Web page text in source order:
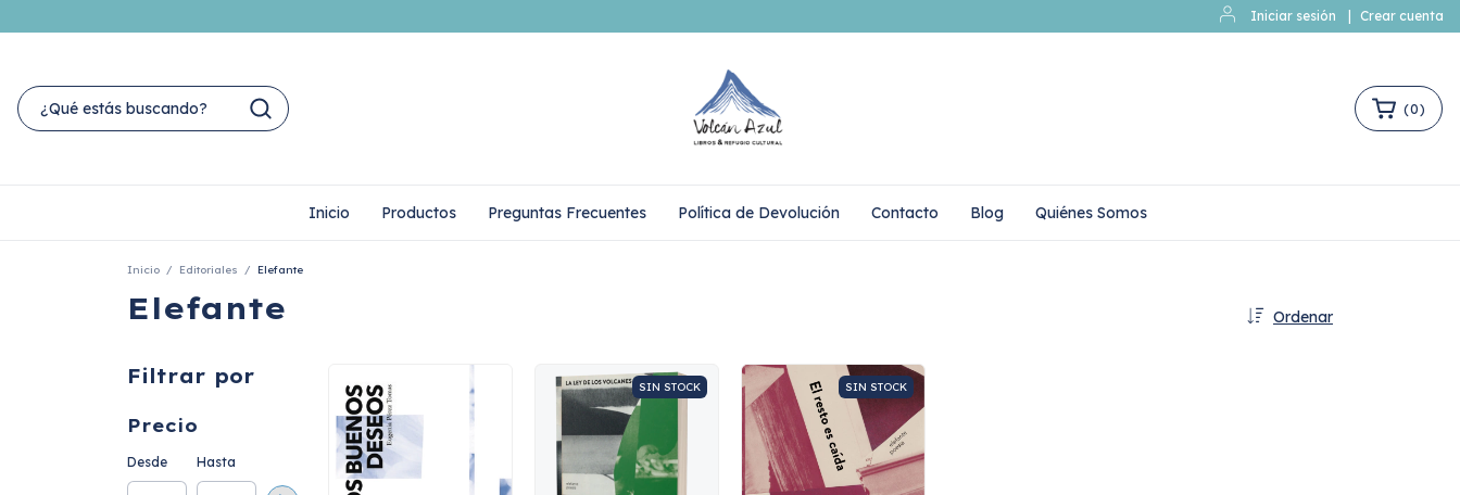
Iniciar sesión Crear cuenta
(0)
Inicio Productos Preguntas Frecuentes Política de Devolución Contacto Blog Quiénes Somos
Inicio / Editoriales / Elefante
Elefante Ordenar
Filtrar por
Precio
Desde Hasta
SIN STOCK SIN STOCK